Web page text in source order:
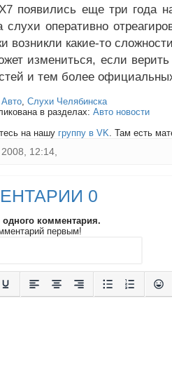
появились еще три года
слухи оперативно
возникли какие-то
измениться, если
и тем более
Авто, Слухи Челябинска
в разделах: Авто новости
на нашу группу в VK. Там есть
12:14,
0
одного комментария.
первым!